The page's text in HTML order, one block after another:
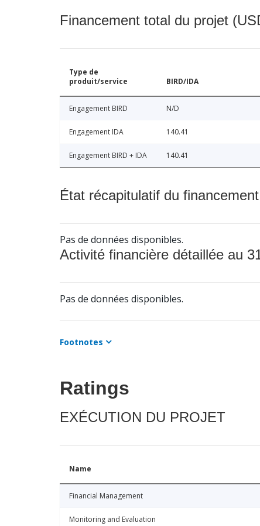
Financement total du projet
Type de
produit/service
BIRD/IDA
Engagement BIRD N/D
Engagement IDA 140.41
Engagement BIRD + IDA 140.41
État récapitulatif du
Pas de données disponibles.
Activité financière détaillée au
Pas de données disponibles.
Footnotes
Ratings
EXÉCUTION DU PROJET
Name
Financial Management
Monitoring and Evaluation